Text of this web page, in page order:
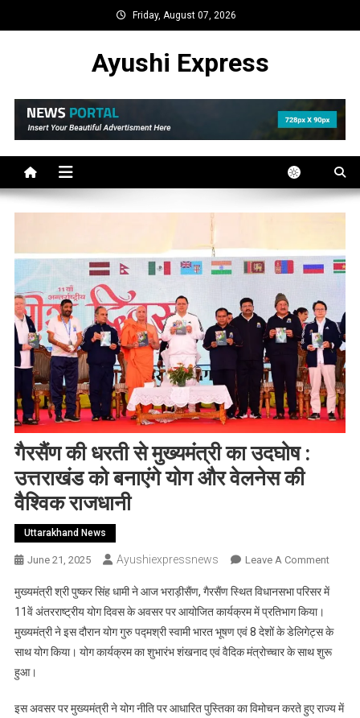
to
Friday, August 07, 2026
Ayushi Express
गैरसैंण की धरती से मुख्यमंत्री का उदघोष :
उत्तराखंड को बनाएंगे योग और वेलनेस की
वैश्विक राजधानी
Uttarakhand News
June 21, 2025 Ayushiexpressnews Leave A CommentOn
की
से
:
मुख्यमंत्री श्री पुष्कर सिंह धामी ने आज भराड़ीसैंण, गैरसैंण स्थित विधानसभा परिसर में
11वें अंतरराष्ट्रीय योग दिवस के अवसर पर आयोजित कार्यक्रम में प्रतिभाग किया।
मुख्यमंत्री ने इस दौरान योग गुरु पद्मश्री स्वामी भारत भूषण एवं 8 देशों के डेलिगेट्स के
साथ योग किया। योग कार्यक्रम का शुभारंभ शंखनाद एवं वैदिक मंत्रोच्चार के साथ शुरू
हुआ।
इस अवसर पर मुख्यमंत्री ने योग नीति पर आधारित पुस्तिका का विमोचन करते हुए राज्य में